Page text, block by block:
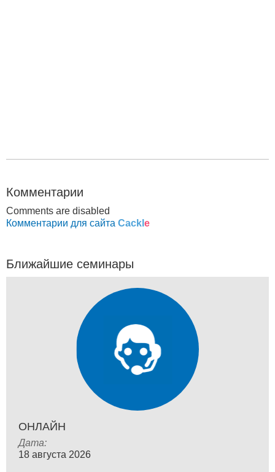
Комментарии
Comments are disabled
Комментарии для сайта Cackl e
Ближайшие семинары
ОНЛАЙН
Дата:
18 августа 2026